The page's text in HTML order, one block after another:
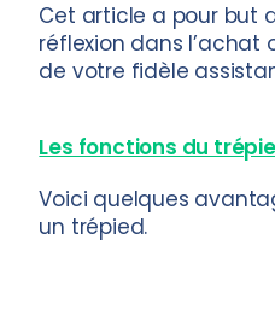
Cet article a pour but
réflexion dans l’achat
de votre fidèle
Les fonctions du
Voici quelques
un trépied.